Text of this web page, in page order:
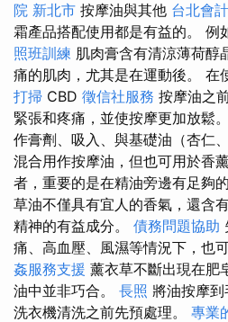
院 新北市 按摩油與其他 台北會
霜產品搭配使用都是有益的。 例
照班訓練 肌肉膏含有清涼薄荷醇
痛的肌肉，尤其是在運動後。 在
打掃 CBD 徵信社服務 按摩油之
緊張和疼痛，並使按摩更加放鬆。
作膏劑、吸入、與基礎油（杏仁
混合用作按摩油，但也可用於香
者，重要的是在精油旁邊有足夠
草油不僅具有宜人的香氣，還含
精神的有益成分。 債務問題協助
痛、高血壓、風濕等情況下，也
姦服務支援 薰衣草不斷出現在肥
油中並非巧合。 長照 將油按摩
洗衣機清洗之前先預處理。 專業